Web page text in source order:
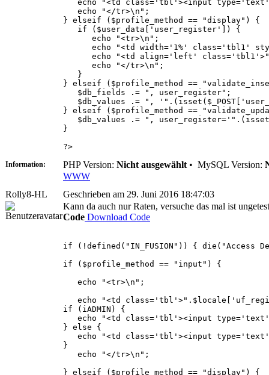
echo "<td class='tbl'><input type='text'
echo "</tr>\n";
} elseif ($profile_method == "display") {
if ($user_data['user_register']) {
echo "<tr>\n";
echo "<td width='1%' class='tbl1'
echo "<td align='left'
echo "</tr>\n";
}
} elseif ($profile_method ==
$db_fields .= ", user_register";
$db_values .= ",
} elseif ($profile_method ==
$db_values .= ",
}
?>
Information: PHP Version: Nicht ausgewählt • MySQL Version:
WWW
Rolly8-HL
Geschrieben am 29. Juni 2016 18:47:03
Kann da auch nur Raten, versuche das mal ist
Code Download Code
if (!defined("IN_FUSION")) { die("Access
if ($profile_method == "input") {
echo "<tr>\n";
echo "<td
if (iADMIN) {
echo "<td class='tbl'><input type='text'
} else {
echo "<td class='tbl'><input type='text'
}
echo "</tr>\n";
} elseif ($profile_method == "display") {